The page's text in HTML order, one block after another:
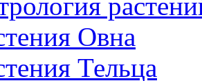
Овна
Тельца